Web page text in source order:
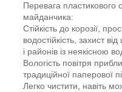
Перевага пластикового
майданчика:
Стійкість до корозії,
водостійкість, захист
і районів із неякісною
Вологість повітря
традиційної паперової
Легко чистити, навіть